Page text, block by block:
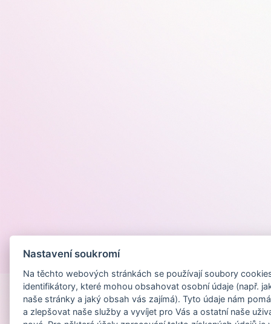
Nastavení soukromí
Na těchto webových stránkách se používají soubory
identifikátory, které mohou obsahovat osobní údaje (např.
naše stránky a jaký obsah vás zajímá). Tyto údaje nám
a zlepšovat naše služby a vyvíjet pro Vás a ostatní naše